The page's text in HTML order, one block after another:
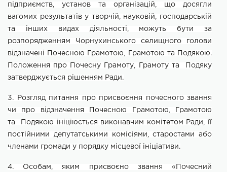
підприємств, установ та організацій, що досягли
вагомих результатів у творчій, науковій, господарській
та інших видах діяльності, можуть бути за
розпорядженням Чорнухинського селищного голови
відзначені Почесною
Грамотою, Грамотою та Подякою.
Положення про Почесну Грамоту, Грамоту та Подяку
затверджується рішенням Ради.
3. Розгляд питання про присвоєння почесного звання
чи про відзначення Почесною Грамотою, Грамотою
та Подякою ініціюється виконавчим комітетом Ради, її
постійними депутатськими комісіями, старостами або
членами громади у порядку місцевої ініціативи.
4. Особам, яким присвоєно звання «Почесний